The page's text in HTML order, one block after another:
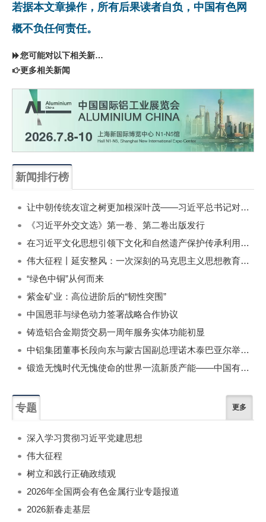
若据本文章操作，所有后果读者自负，中国有色网
概不负任何责任。
您可能对以下相关新闻同样感兴趣
更多相关新闻
新闻排行榜
让中朝传统友谊之树更加根深叶茂——习近平总书记对朝鲜进行国事访问纪实
《习近平外交文选》第一卷、第二卷出版发行
在习近平文化思想引领下文化和自然遗产保护传承利用工作开创新局面
伟大征程丨延安整风：一次深刻的马克思主义思想教育运动
“绿色中铜”从何而来
紫金矿业：高位进阶后的“韧性突围”
中国恩菲与绿色动力签署战略合作协议
铸造铝合金期货交易一周年服务实体功能初显
中铝集团董事长段向东与蒙古国副总理诺木泰巴亚尔举行会谈
锻造无愧时代无愧使命的世界一流新质产能——中国有色金属工业的战略应对与破局之道（二）
专题 更多
深入学习贯彻习近平党建思想
伟大征程
树立和践行正确政绩观
2026年全国两会有色金属行业专题报道
2026新春走基层